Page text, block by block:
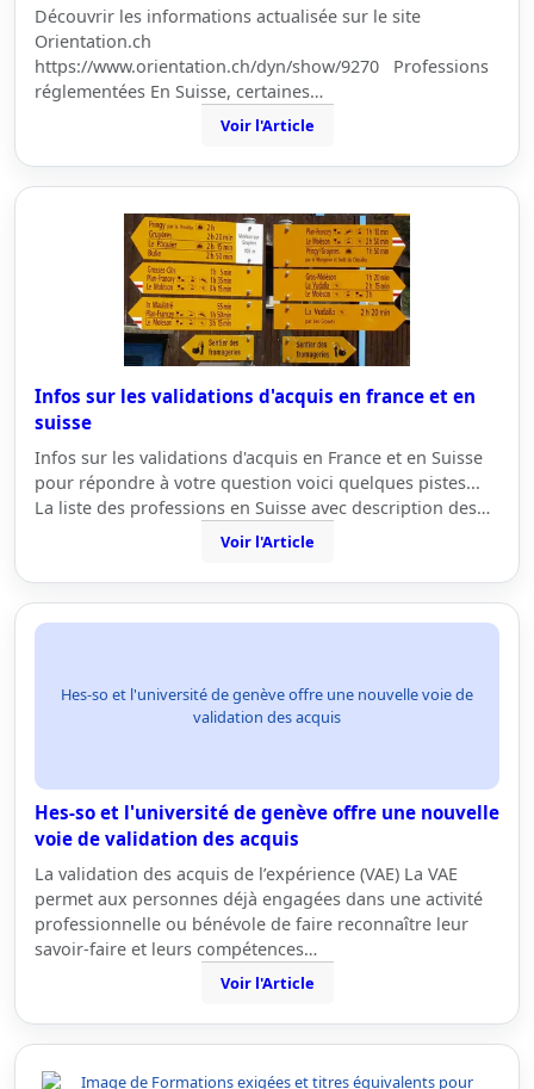
Découvrir les informations actualisée sur le site
Orientation.ch
https://www.orientation.ch/dyn/show/9270 Professions
réglementées En Suisse, certaines…
Voir l'Article
Infos sur les validations d'acquis en france et en
suisse
Infos sur les validations d'acquis en France et en Suisse
pour répondre à votre question voici quelques pistes...
La liste des professions en Suisse avec description des…
Voir l'Article
Hes-so et l'université de genève offre une nouvelle voie de
validation des acquis
Hes-so et l'université de genève offre une nouvelle
voie de validation des acquis
La validation des acquis de l’expérience (VAE) La VAE
permet aux personnes déjà engagées dans une activité
professionnelle ou bénévole de faire reconnaître leur
savoir-faire et leurs compétences…
Voir l'Article